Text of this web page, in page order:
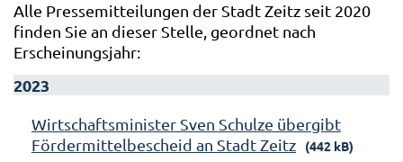
Alle Pressemitteilungen der Stadt Zeitz seit 2020
finden Sie an dieser Stelle, geordnet nach
Erscheinungsjahr:
2023
Wirtschaftsminister Sven Schulze übergibt
Fördermittelbescheid an Stadt Zeitz
(442 kB)